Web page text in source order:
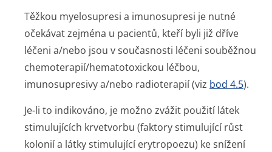
Těžkou myelosupresi a imunosupresi je nutné
očekávat zejména u pacientů, kteří byli již dříve
léčeni a/nebo jsou v současnosti léčeni souběžnou
chemoterapií/he­matotoxickou léčbou,
imunosupresivy a/nebo radioterapií (viz bod 4.5).
Je-li to indikováno, je možno zvážit použití látek
stimulujících krvetvorbu (faktory stimulující růst
kolonií a látky stimulující erytropoezu) ke snížení